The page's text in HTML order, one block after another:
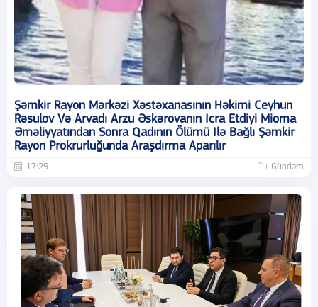
Şəmkir Rayon Mərkəzi Xəstəxanasının Həkimi Ceyhun
Rəsulov Və Arvadı Arzu Əskərovanın Icra Etdiyi Mioma
Əməliyyatından Sonra Qadının Ölümü Ilə Bağlı Şəmkir
Rayon Prokrurluğunda Araşdırma Aparılır
17:29 Gündəm